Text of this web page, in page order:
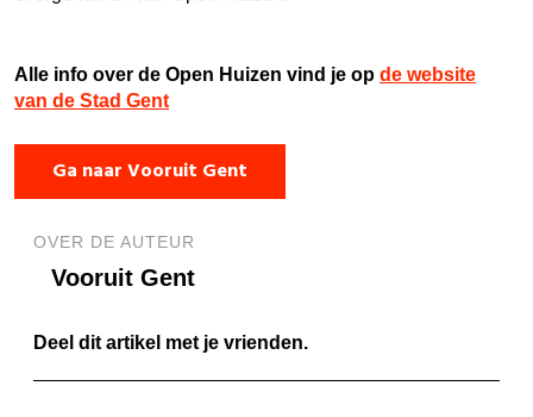
Alle info over de Open Huizen vind je op de website
van de Stad Gent
Ga naar Vooruit Gent
OVER DE AUTEUR
Vooruit Gent
Deel dit artikel met je vrienden.